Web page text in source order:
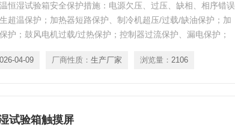
恒湿试验箱安全保护措施：电源欠压、过压、缺相、相序错误
超温保护；加热器短路保护、制冷机超压/过载/缺油保护；加
护；鼓风电机过载/过热保护；控制器过流保护、漏电保护；
04-09 厂商性质： 生产厂家 浏览量： 2106
试验箱触摸屏